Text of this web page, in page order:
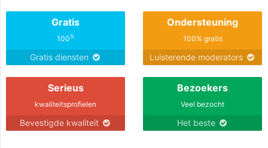
Gratis
100%
Gratis diensten
Ondersteuning
100% gratis
Luisterende moderators
Serieus
kwaliteitsprofielen
Bevestigde kwaliteit
Bezoekers
Veel bezocht
Het beste